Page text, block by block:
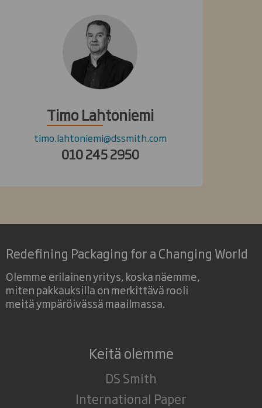
Timo Lahtoniemi
timo.lahtoniemi@dssmith.com
010 245 2950
Redefining Packaging for a Changing World
Olemme erilainen yritys, koska näemme,
miten pakkauksilla on merkittävä rooli
meitä ympäröivässä maailmassa.
Keitä olemme
DS Smith
International Paper